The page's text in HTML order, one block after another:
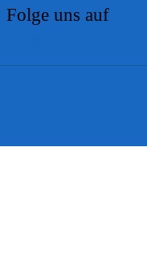
Folge uns auf